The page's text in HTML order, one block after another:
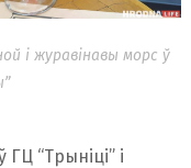
і журавінавы морс ў
ГЦ “Трыніці” і